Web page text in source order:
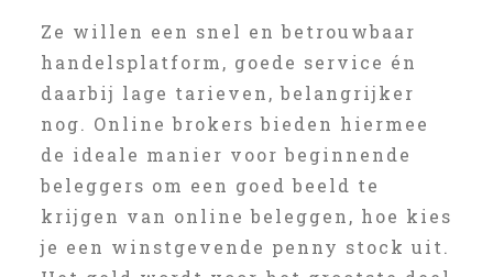
Ze willen een snel en betrouwbaar
handelsplatform, goede service én
daarbij lage tarieven, belangrijker
nog. Online brokers bieden hiermee
de ideale manier voor beginnende
beleggers om een goed beeld te
krijgen van online beleggen, hoe kies
je een winstgevende penny stock uit.